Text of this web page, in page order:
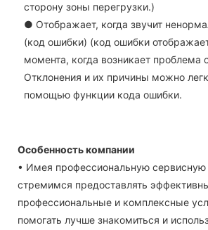
сторону зоны перегрузки.)
● Отображает, когда звучит
(код ошибки) (код ошибки
момента, когда возникает проблема
Отклонения и их причины можно
помощью функции кода ошибки.
Особенность компании
• Имея профессиональную
стремимся предоставлять
профессиональные и комплексные
помогать лучше знакомиться и